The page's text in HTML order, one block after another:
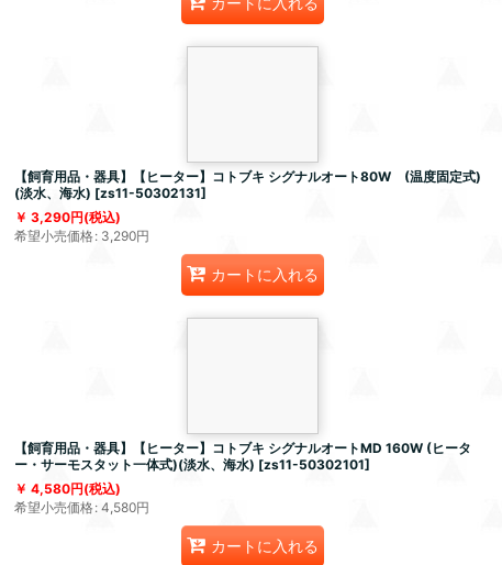
【飼育用品・器具】【ヒーター】コトブキ シグナルオート80W (温度固定式)
(淡水、海水) [zs11-50302131]
3,290円(税込)
希望小売価格: 3,290円
カートに入れる
【飼育用品・器具】【ヒーター】コトブキ シグナルオートMD 160W (ヒータ
ー・サーモスタット一体式)(淡水、海水) [zs11-50302101]
4,580円(税込)
希望小売価格: 4,580円
カートに入れる